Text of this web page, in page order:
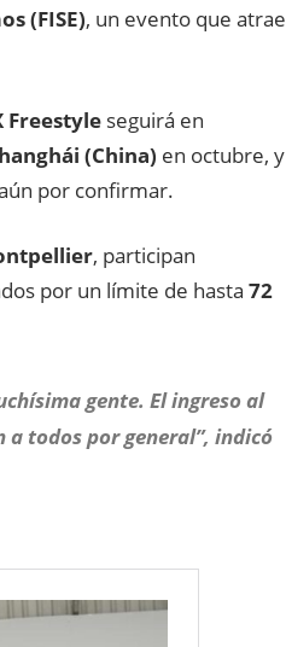
(FISE), un evento que atrae
Freestyle seguirá en
(China) en octubre, y
por confirmar.
, participan
por un límite de hasta 72
gente. El ingreso al
todos por general”, indicó